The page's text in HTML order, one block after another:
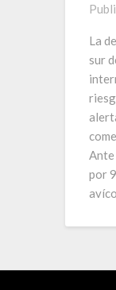
La
sur
Ante
por